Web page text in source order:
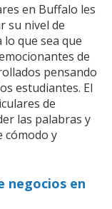
en Buffalo les
su nivel de
que sea que
de
pensando
estudiantes. El
de
las palabras y
cómodo y
negocios en